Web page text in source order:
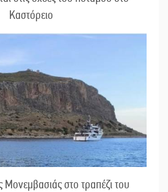
Καστόρειο
Μονεμβασιάς στο τραπέζι του